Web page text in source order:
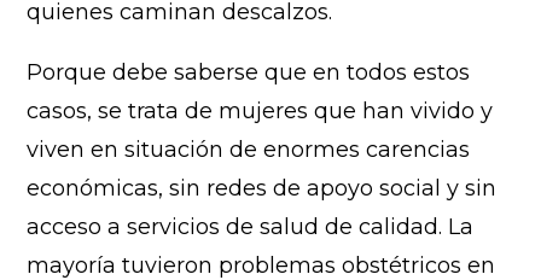
quienes caminan descalzos.
Porque debe saberse que en todos estos
casos, se trata de mujeres que han vivido y
viven en situación de enormes carencias
económicas, sin redes de apoyo social y sin
acceso a servicios de salud de calidad. La
mayoría tuvieron problemas obstétricos en